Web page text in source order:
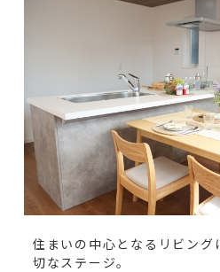
住まいの中心となるリビング
切なステージ。